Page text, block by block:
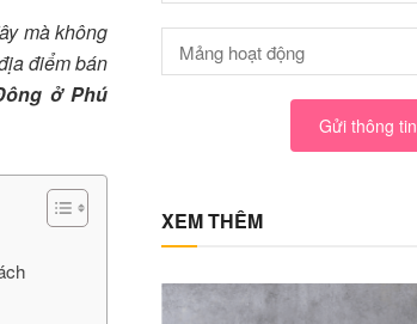
mà không
điểm bán
ở Phú
Gửi thông tin
XEM THÊM